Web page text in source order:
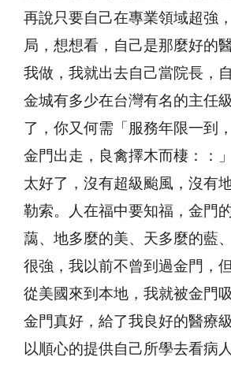
再說只要自己在專業領域超強
局，想想看，自己是那麼好的
我做，我就出去自己當院長，
金城有多少在台灣有名的主任
了，你又何需「服務年限一到
金門出走，良禽擇木而棲：：
太好了，沒有超級颱風，沒有
勒索。人在福中要知福，金門
藹、地多麼的美、天多麼的藍
很強，我以前不曾到過金門，
從美國來到本地，我就被金門
金門真好，給了我良好的醫療
以順心的提供自己所學去看病